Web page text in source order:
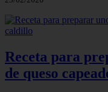
Receta para
de queso